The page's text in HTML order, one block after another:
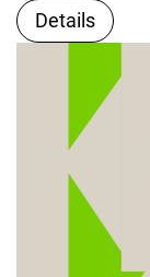
Details